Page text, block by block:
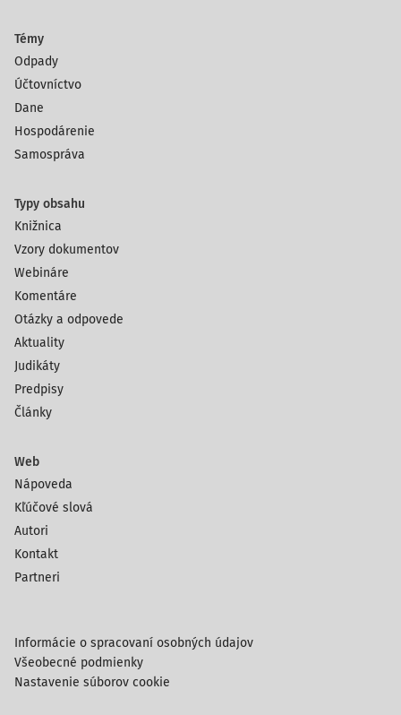
Témy
Odpady
Účtovníctvo
Dane
Hospodárenie
Samospráva
Typy obsahu
Knižnica
Vzory dokumentov
Webináre
Komentáre
Otázky a odpovede
Aktuality
Judikáty
Predpisy
Články
Web
Nápoveda
Kľúčové slová
Autori
Kontakt
Partneri
Informácie o spracovaní osobných údajov
Všeobecné podmienky
Nastavenie súborov cookie